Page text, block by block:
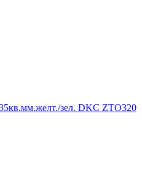
зел. DKC ZTO320